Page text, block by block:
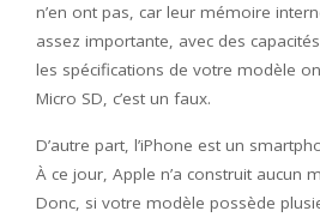
n’en ont pas, car leur mémoire
assez importante, avec des
les spécifications de votre modèle
Micro SD, c’est un faux.
D’autre part, l’iPhone est un
À ce jour, Apple n’a construit aucun
Donc, si votre modèle possède